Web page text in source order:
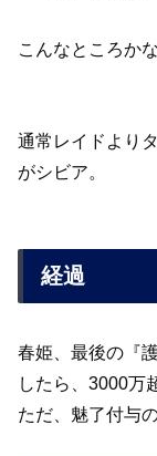
こんなところかな
通常レイドより
がシビア。
経過
春姫、最後の『
したら、3000万
ただ、魅了付与